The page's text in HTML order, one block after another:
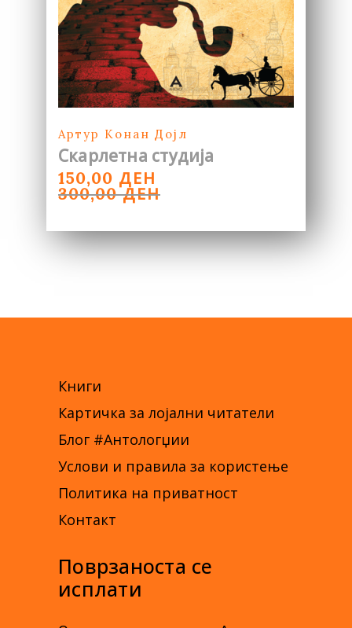
Артур Конан Дојл
Скарлетна студија
300,00ДЕН
ORIGINAL
PRICE
WAS:
150,00 ДЕН
CURRENT
PRICE
IS:
Книги
Картичка за лојални читатели
Блог #Антологџии
Услови и правила за користење
Политика на приватност
Контакт
Поврзаноста се
исплати